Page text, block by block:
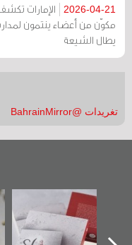
2026-04-21
الإمارات
مكوّن من أعضاء ينتمون
يطال الشيعة
تغريدات @BahrainMirror
"حماة الباب الأخير":
الإصدار الأول عن
اعتصام الدراز